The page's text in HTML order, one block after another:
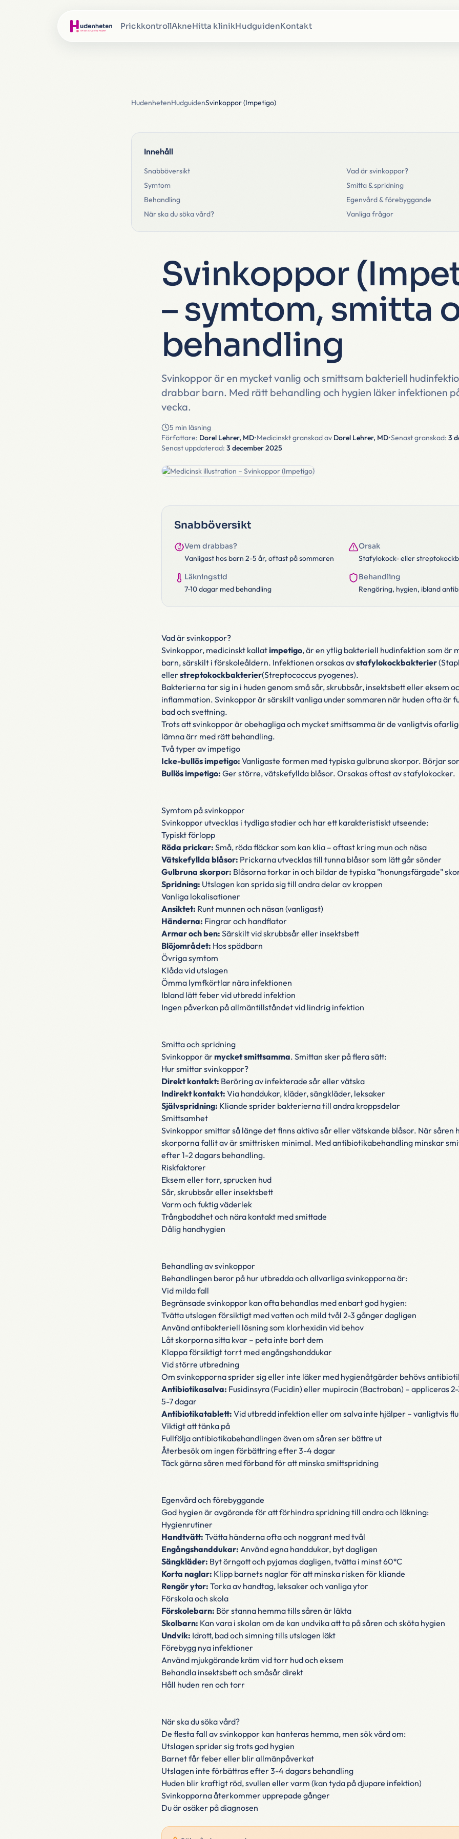
PrickkontrollAkneHitta klinikHudguidenKontakt
HudenhetenHudguidenSvinkoppor (Impetigo)
Innehåll
Snabböversikt
Vad är svinkoppor?
Symtom
Smitta & spridning
Behandling
Egenvård & förebyggande
När ska du söka vård?
Vanliga frågor
Svinkoppor
– symtom, smitta
behandling
Svinkoppor är en mycket vanlig och smittsam bakteriell
drabbar barn. Med rätt behandling och hygien läker infektionen
vecka.
5 min läsning
Författare: Dorel Lehrer, MD•Medicinskt granskad av Dorel Lehrer, MD•Senast granskad: 3
Senast uppdaterad: 3 december 2025
Snabböversikt
Vem drabbas?
Vanligast hos barn 2-5 år, oftast på sommaren
Orsak
Stafylokock- eller
Läkningstid
7-10 dagar med behandling
Behandling
Rengöring, hygien, ibland
Vad är svinkoppor?
Svinkoppor, medicinskt kallatimpetigo, är en ytlig bakteriell hudinfektion som är
barn, särskilt i förskoleåldern. Infektionen orsakas avstafylokockbakterier
ellerstreptokockbakterier(Streptococcus pyogenes).
Bakterierna tar sig in i huden genom små sår, skrubbsår, insektsbett eller eksem
inflammation. Svinkoppor är särskilt vanliga under sommaren när huden ofta är
bad och svettning.
Trots att svinkoppor är obehagliga och mycket smittsamma är de vanligtvis
lämna ärr med rätt behandling.
Två typer av impetigo
Icke-bullös impetigo: Vanligaste formen med typiska gulbruna skorpor. Börjar
Bullös impetigo: Ger större, vätskefyllda blåsor. Orsakas oftast av stafylokocker.
Symtom på svinkoppor
Svinkoppor utvecklas i tydliga stadier och har ett karakteristiskt utseende:
Typiskt förlopp
Röda prickar: Små, röda fläckar som kan klia – oftast kring mun och näsa
Vätskefyllda blåsor: Prickarna utvecklas till tunna blåsor som lätt går sönder
Gulbruna skorpor: Blåsorna torkar in och bildar de typiska "honungsfärgade"
Spridning: Utslagen kan sprida sig till andra delar av kroppen
Vanliga lokalisationer
Ansiktet: Runt munnen och näsan (vanligast)
Händerna: Fingrar och handflator
Armar och ben: Särskilt vid skrubbsår eller insektsbett
Blöjområdet: Hos spädbarn
Övriga symtom
Klåda vid utslagen
Ömma lymfkörtlar nära infektionen
Ibland lätt feber vid utbredd infektion
Ingen påverkan på allmäntillståndet vid lindrig infektion
Smitta och spridning
Svinkoppor ärmycket smittsamma. Smittan sker på flera sätt:
Hur smittar svinkoppor?
Direkt kontakt: Beröring av infekterade sår eller vätska
Indirekt kontakt: Via handdukar, kläder, sängkläder, leksaker
Självspridning: Kliande sprider bakterierna till andra kroppsdelar
Smittsamhet
Svinkoppor smittar så länge det finns aktiva sår eller vätskande blåsor. När såren
skorporna fallit av är smittrisken minimal. Med antibiotikabehandling minskar
efter 1-2 dagars behandling.
Riskfaktorer
Eksem eller torr, sprucken hud
Sår, skrubbsår eller insektsbett
Varm och fuktig väderlek
Trångboddhet och nära kontakt med smittade
Dålig handhygien
Behandling av svinkoppor
Behandlingen beror på hur utbredda och allvarliga svinkopporna är:
Vid milda fall
Begränsade svinkoppor kan ofta behandlas med enbart god hygien:
Tvätta utslagen försiktigt med vatten och mild tvål 2-3 gånger dagligen
Använd antibakteriell lösning som klorhexidin vid behov
Låt skorporna sitta kvar – peta inte bort dem
Klappa försiktigt torrt med engångshanddukar
Vid större utbredning
Om svinkopporna sprider sig eller inte läker med hygienåtgärder behövs
Antibiotikasalva: Fusidinsyra (Fucidin) eller mupirocin (Bactroban) – appliceras
5-7 dagar
Antibiotikatablett: Vid utbredd infektion eller om salva inte hjälper – vanligtvis
Viktigt att tänka på
Fullfölja antibiotikabehandlingen även om såren ser bättre ut
Återbesök om ingen förbättring efter 3-4 dagar
Täck gärna såren med förband för att minska smittspridning
Egenvård och förebyggande
God hygien är avgörande för att förhindra spridning till andra och läkning:
Hygienrutiner
Handtvätt: Tvätta händerna ofta och noggrant med tvål
Engångshanddukar: Använd egna handdukar, byt dagligen
Sängkläder: Byt örngott och pyjamas dagligen, tvätta i minst 60°C
Korta naglar: Klipp barnets naglar för att minska risken för kliande
Rengör ytor: Torka av handtag, leksaker och vanliga ytor
Förskola och skola
Förskolebarn: Bör stanna hemma tills såren är läkta
Skolbarn: Kan vara i skolan om de kan undvika att ta på såren och sköta hygien
Undvik: Idrott, bad och simning tills utslagen läkt
Förebygg nya infektioner
Använd mjukgörande kräm vid torr hud och eksem
Behandla insektsbett och småsår direkt
Håll huden ren och torr
När ska du söka vård?
De flesta fall av svinkoppor kan hanteras hemma, men sök vård om:
Utslagen sprider sig trots god hygien
Barnet får feber eller blir allmänpåverkat
Utslagen inte förbättras efter 3-4 dagars behandling
Huden blir kraftigt röd, svullen eller varm (kan tyda på djupare infektion)
Svinkopporna återkommer upprepade gånger
Du är osäker på diagnosen